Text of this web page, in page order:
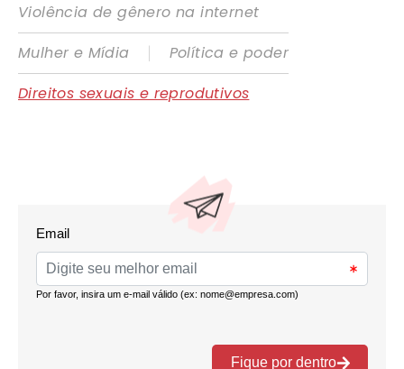
Violência de gênero na internet
Mulher e Mídia
|
Política e poder
Direitos sexuais e reprodutivos